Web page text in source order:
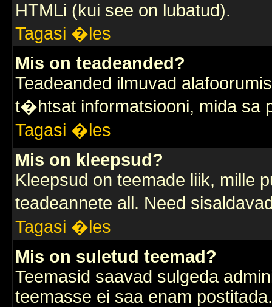
HTMLi (kui see on lubatud).
Tagasi �les
Mis on teadeanded?
Teadeanded ilmuvad
t�htsat informatsiooni, mida sa
Tagasi �les
Mis on kleepsud?
Kleepsud on teemade liik, mille
teadeannete all. Need
Tagasi �les
Mis on suletud teemad?
Teemasid saavad sulgeda
teemasse ei saa enam postitada.